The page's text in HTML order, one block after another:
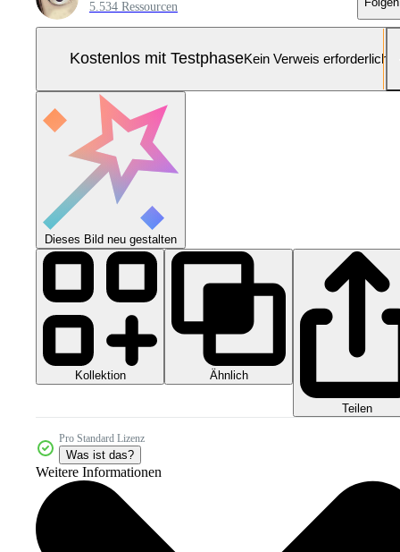
5.534 Ressourcen
Kostenlos mit TestphaseKein Verweis erforderlich
Dieses Bild neu gestalten
Kollektion Ähnlich
Teilen
Pro Standard Lizenz
Was ist das?
Weitere Informationen